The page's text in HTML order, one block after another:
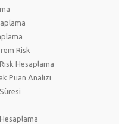
Risk
Hesaplama
Puan Analizi